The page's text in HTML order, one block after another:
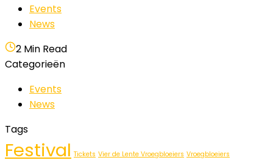
Events
News
2 Min Read
Categorieën
Events
News
Tags
Festival Tickets Vier de Lente Vroegbloeiers Vroegbloeiers